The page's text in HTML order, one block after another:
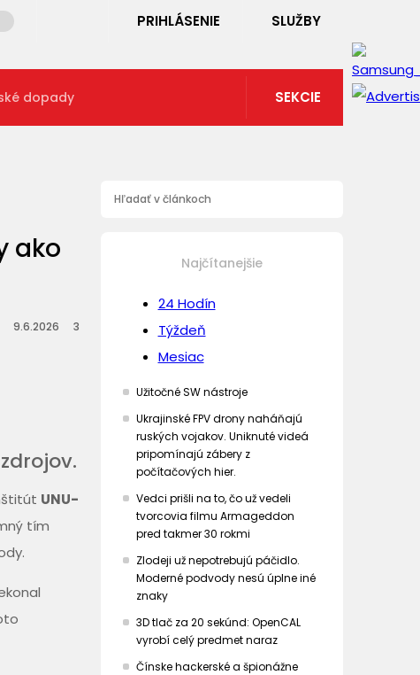
PRIHLÁSENIE SLUŽBY
dopady SEKCIE
ako
9.6.2026 3
UNU-
tím
Najčítanejšie
24 Hodín
Týždeň
Mesiac
Užitočné SW nástroje
Ukrajinské FPV drony naháňajú
ruských vojakov. Uniknuté videá
pripomínajú zábery z
počítačových hier.
Vedci prišli na to, čo už vedeli
tvorcovia filmu Armageddon
pred takmer 30 rokmi
Zlodeji už nepotrebujú páčidlo.
Moderné podvody nesú úplne iné
znaky
3D tlač za 20 sekúnd: OpenCAL
vyrobí celý predmet naraz
Čínske hackerské a špionážne